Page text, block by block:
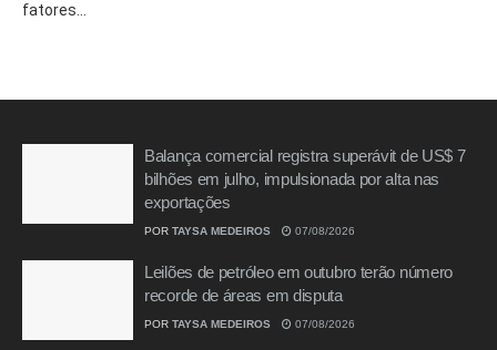
fatores...
Balança comercial registra superávit de US$ 7
bilhões em julho, impulsionada por alta nas
exportações
POR TAYSA MEDEIROS 07/08/2026
Leilões de petróleo em outubro terão número
recorde de áreas em disputa
POR TAYSA MEDEIROS 07/08/2026